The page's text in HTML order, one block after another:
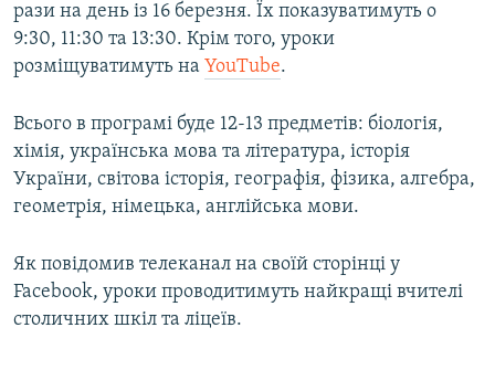
Усі сайти RFE/RL
рази на день із 16 березня. Їх показуватимуть о
9:30, 11:30 та 13:30. Крім того, уроки
розміщуватимуть на YouTube.
Всього в програмі буде 12-13 предметів: біологія,
хімія, українська мова та література, історія
України, світова історія, географія, фізика, алгебра,
геометрія, німецька, англійська мови.
Як повідомив телеканал на своїй сторінці у
Facebook, уроки проводитимуть найкращі вчителі
столичних шкіл та ліцеїв.